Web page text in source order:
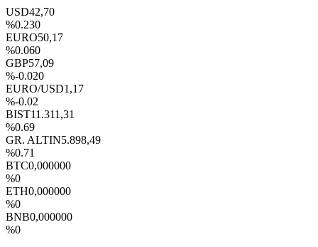
USD42,70
%0.230
EURO50,17
%0.060
GBP57,09
%-0.020
EURO/USD1,17
%-0.02
BIST11.311,31
%0.69
GR. ALTIN5.898,49
%0.71
BTC0,000000
%0
ETH0,000000
%0
BNB0,000000
%0